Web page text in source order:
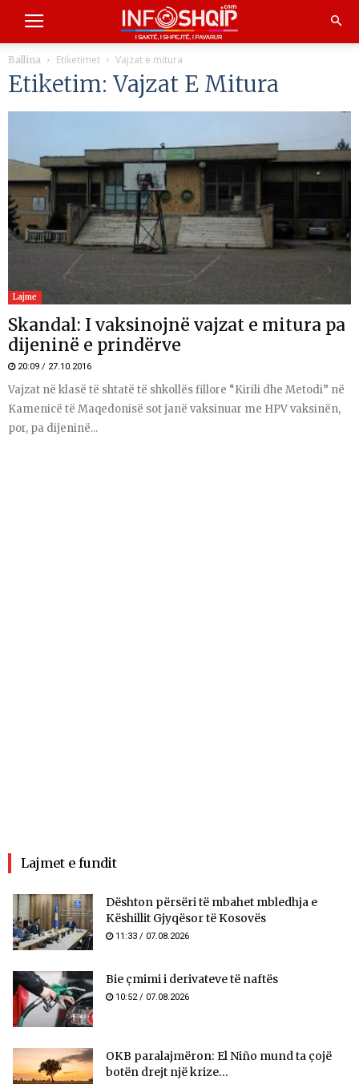
Ballina Etiketimet Vajzat e mitura
Etiketim: Vajzat E Mitura
Lajme
Skandal: I vaksinojnë vajzat e mitura pa
dijeninë e prindërve
20:09 / 27.10.2016
Vajzat në klasë të shtatë të shkollës fillore “Kirili dhe Metodi” në
Kamenicë të Maqedonisë sot janë vaksinuar me HPV vaksinën,
por, pa dijeninë...
Lajmet e fundit
​Dështon përsëri të mbahet mbledhja e
Këshillit Gjyqësor të Kosovës
11:33 / 07.08.2026
Bie çmimi i derivateve të naftës
10:52 / 07.08.2026
OKB paralajmëron: El Niño mund ta çojë
botën drejt një krize...